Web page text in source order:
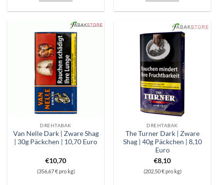
DREHTABAK
Van Nelle Dark | Zware Shag
| 30g Päckchen | 10,70 Euro
€10,70
(356,67 € pro kg)
DREHTABAK
The Turner Dark | Zware
Shag | 40g Päckchen | 8,10
Euro
€8,10
(202,50 € pro kg)